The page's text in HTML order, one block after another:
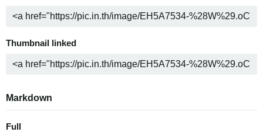
Thumbnail linked
Markdown
Full